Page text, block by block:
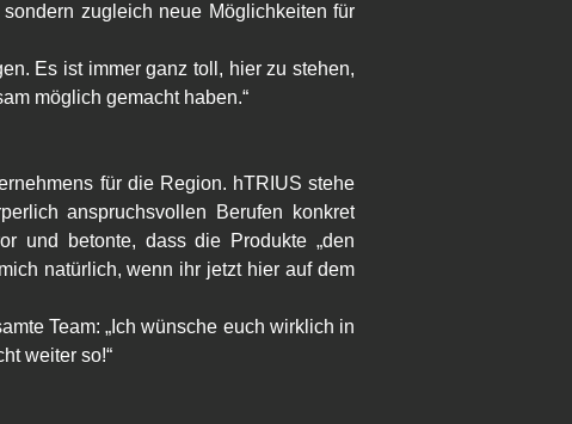
zugleich neue Möglichkeiten für
Es ist immer ganz toll, hier zu stehen,
möglich gemacht haben.“
für die Region. hTRIUS stehe
anspruchsvollen Berufen konkret
und betonte, dass die Produkte „den
natürlich, wenn ihr jetzt hier auf dem
Team: „Ich wünsche euch wirklich in
weiter so!“